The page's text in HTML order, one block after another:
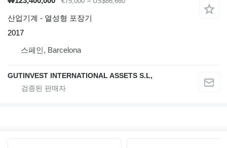
산업기계 - 열성형 포장기
2017
스페인, Barcelona
GUTINVEST INTERNATIONAL ASSETS S.L,